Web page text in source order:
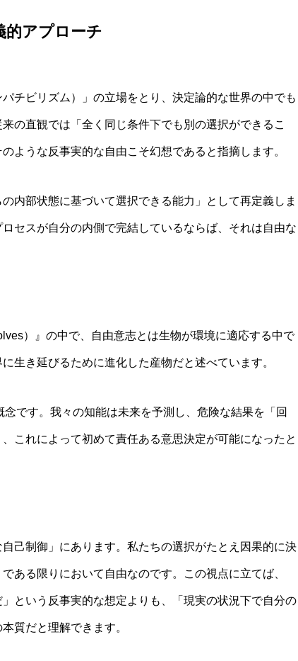
らわかる哲学的判断のゆらぎと限界
的アプローチ
チビリズム）」の立場をとり、決定論的な世界の中でも
の直観では「全く同じ条件下でも別の選択ができるこ
ような反事実的な自由こそ幻想であると指摘します。
内部状態に基づいて選択できる能力」として再定義しま
セスが自分の内側で完結しているならば、それは自由な
）』の中で、自由意志とは生物が環境に適応する中で
生き延びるために進化した産物だと述べています。
です。我々の知能は未来を予測し、危険な結果を「回
これによって初めて責任ある意思決定が可能になったと
己制御」にあります。私たちの選択がたとえ因果的に決
ある限りにおいて自由なのです。この視点に立てば、
という反事実的な想定よりも、「現実の状況下で自分の
質だと理解できます。